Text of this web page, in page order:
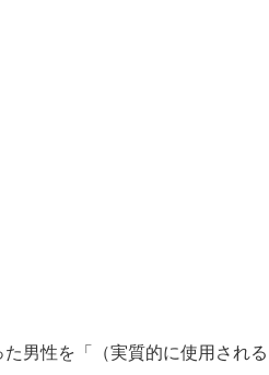
男性を「（実質的に使用され